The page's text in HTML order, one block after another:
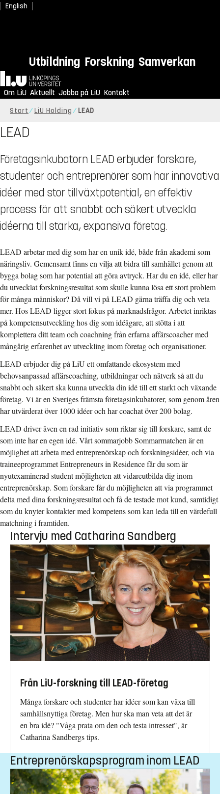
English
Utbildning Forskning Samverkan
Hem
Om LiU Aktuellt Jobba på LiU Kontakt
Start LiU Holding LEAD
LEAD
Företagsinkubatorn LEAD erbjuder forskare,
studenter och entreprenörer som har innovativa
idéer med stor tillväxtpotential, en effektiv
process för att snabbt och säkert utveckla
idéerna till starka, expansiva företag.
LEAD arbetar med dig som har en unik idé, både från akademi som
näringsliv. Gemensamt finns en vilja att bidra till samhället genom att
bygga bolag som har potential att göra avtryck. Har du en idé, eller har
du utvecklat forskningsresultat som skulle kunna lösa ett stort problem
för många människor? Då vill vi på LEAD gärna träffa dig och veta
mer. Hos LEAD ligger stort fokus på marknadsfrågor. Arbetet inriktas
på kompetensutveckling hos dig som idéägare, att stötta i att
komplettera ditt team och coachning från erfarna affärscoacher med
mångårig erfarenhet av utveckling inom företag och organisationer.
LEAD erbjuder dig på LiU ett omfattande ekosystem med
behovsanpassad affärscoaching, utbildningar och nätverk så att du
snabbt och säkert ska kunna utveckla din idé till ett starkt och växande
företag. Vi är en Sveriges främsta företagsinkubatorer, som genom åren
har utvärderat över 1000 idéer och har coachat över 200 bolag.
LEAD driver även en rad initiativ som riktar sig till forskare, samt de
som inte har en egen idé. Vårt sommarjobb Sommarmatchen är en
möjlighet att arbeta med entreprenörskap och forskningsidéer, och via
traineeprogrammet Entrepreneurs in Residence får du som är
nyutexaminerad student möjligheten att vidareutbilda dig inom
entreprenörskap. Som forskare får du möjligheten att via programmet
delta med dina forskningsresultat och få de testade mot kund, samtidigt
som du knyter kontakter med kompetens som kan leda till en värdefull
matchning i framtiden.
Intervju med Catharina Sandberg
Från LiU-forskning till LEAD-företag
Många forskare och studenter har idéer som kan växa till
samhällsnyttiga företag. Men hur ska man veta att det är
en bra idé? "Våga prata om den och testa intresset", är
Catharina Sandbergs tips.
Entreprenörskapsprogram inom LEAD